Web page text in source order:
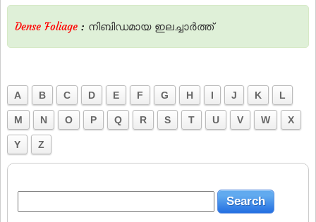
Dense Foliage : നിബിഡമായ ഇലച്ചാര്‍ത്ത്‌
A B C D E F G H I J K L
M N O P Q R S T U V W X
Y Z